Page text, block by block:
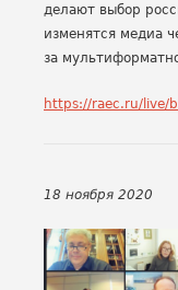
делают выбор
изменятся медиа
за
https://raec.ru/live/
18 ноября 2020